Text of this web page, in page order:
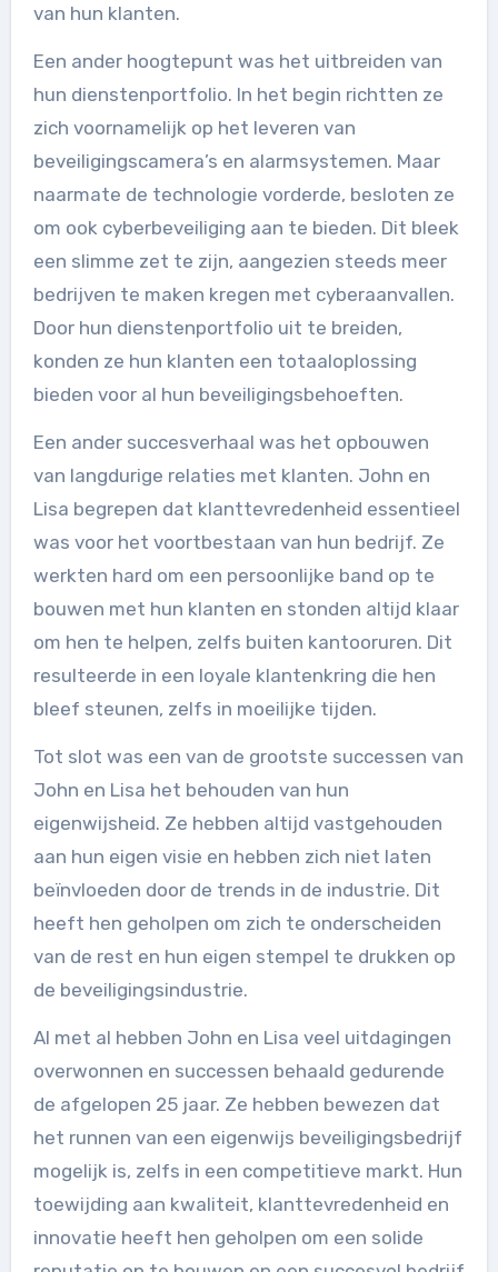
van hun klanten.
Een ander hoogtepunt was het uitbreiden van
hun dienstenportfolio. In het begin richtten ze
zich voornamelijk op het leveren van
beveiligingscamera’s en alarmsystemen. Maar
naarmate de technologie vorderde, besloten ze
om ook cyberbeveiliging aan te bieden. Dit bleek
een slimme zet te zijn, aangezien steeds meer
bedrijven te maken kregen met cyberaanvallen.
Door hun dienstenportfolio uit te breiden,
konden ze hun klanten een totaaloplossing
bieden voor al hun beveiligingsbehoeften.
Een ander succesverhaal was het opbouwen
van langdurige relaties met klanten. John en
Lisa begrepen dat klanttevredenheid essentieel
was voor het voortbestaan van hun bedrijf. Ze
werkten hard om een persoonlijke band op te
bouwen met hun klanten en stonden altijd klaar
om hen te helpen, zelfs buiten kantooruren. Dit
resulteerde in een loyale klantenkring die hen
bleef steunen, zelfs in moeilijke tijden.
Tot slot was een van de grootste successen van
John en Lisa het behouden van hun
eigenwijsheid. Ze hebben altijd vastgehouden
aan hun eigen visie en hebben zich niet laten
beïnvloeden door de trends in de industrie. Dit
heeft hen geholpen om zich te onderscheiden
van de rest en hun eigen stempel te drukken op
de beveiligingsindustrie.
Al met al hebben John en Lisa veel uitdagingen
overwonnen en successen behaald gedurende
de afgelopen 25 jaar. Ze hebben bewezen dat
het runnen van een eigenwijs beveiligingsbedrijf
mogelijk is, zelfs in een competitieve markt. Hun
toewijding aan kwaliteit, klanttevredenheid en
innovatie heeft hen geholpen om een solide